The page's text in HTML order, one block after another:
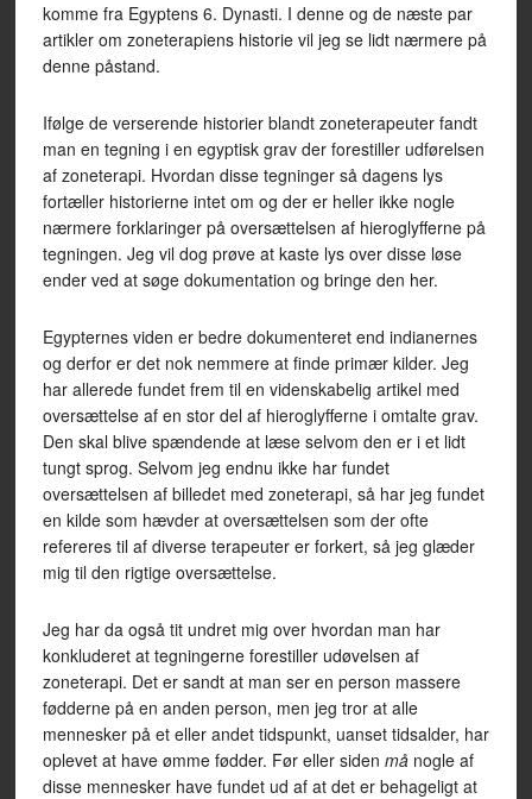
komme fra Egyptens 6. Dynasti. I denne og de næste par
artikler om zoneterapiens historie vil jeg se lidt nærmere på
denne påstand.
Ifølge de verserende historier blandt zoneterapeuter fandt
man en tegning i en egyptisk grav der forestiller udførelsen
af zoneterapi. Hvordan disse tegninger så dagens lys
fortæller historierne intet om og der er heller ikke nogle
nærmere forklaringer på oversættelsen af hieroglyfferne på
tegningen. Jeg vil dog prøve at kaste lys over disse løse
ender ved at søge dokumentation og bringe den her.
Egypternes viden er bedre dokumenteret end indianernes
og derfor er det nok nemmere at finde primær kilder. Jeg
har allerede fundet frem til en videnskabelig artikel med
oversættelse af en stor del af hieroglyfferne i omtalte grav.
Den skal blive spændende at læse selvom den er i et lidt
tungt sprog. Selvom jeg endnu ikke har fundet
oversættelsen af billedet med zoneterapi, så har jeg fundet
en kilde som hævder at oversættelsen som der ofte
refereres til af diverse terapeuter er forkert, så jeg glæder
mig til den rigtige oversættelse.
Jeg har da også tit undret mig over hvordan man har
konkluderet at tegningerne forestiller udøvelsen af
zoneterapi. Det er sandt at man ser en person massere
fødderne på en anden person, men jeg tror at alle
mennesker på et eller andet tidspunkt, uanset tidsalder, har
oplevet at have ømme fødder. Før eller siden månogle af
disse mennesker have fundet ud af at det er behageligt at